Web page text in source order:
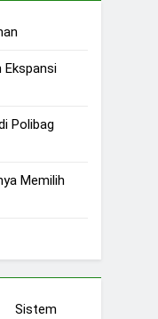
Ekspansi
Polibag
Memilih
Sistem